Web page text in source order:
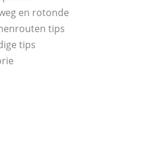
en rotonde
tips
tips